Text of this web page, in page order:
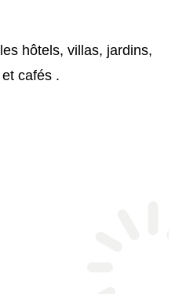
hôtels, villas, jardins,
cafés .